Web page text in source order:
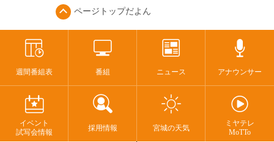
ページトップだよん
週間番組表 番組 ニュース アナウンサー
イベント
試写会情報
採用情報 宮城の天気
ミヤテレ
MoTTo